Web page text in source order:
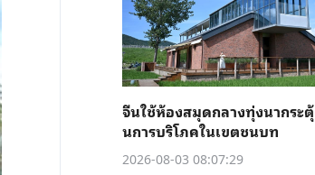
จีนใช้ห้องสมุดกลางทุ่งนากระตุ้
นการบริโภคในเขตชนบท
2026-08-03 08:07:29